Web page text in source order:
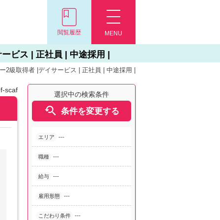
MENU
閲覧履歴
ビス | 正社員 | 中途採用 |
2級取得者 |デイサービス | 正社員 | 中途採用 |
選択中の検索条件
 条件を変更する
エリア ---
職種 ---
給与 ---
雇用形態 ---
こだわり条件 ---
scaf